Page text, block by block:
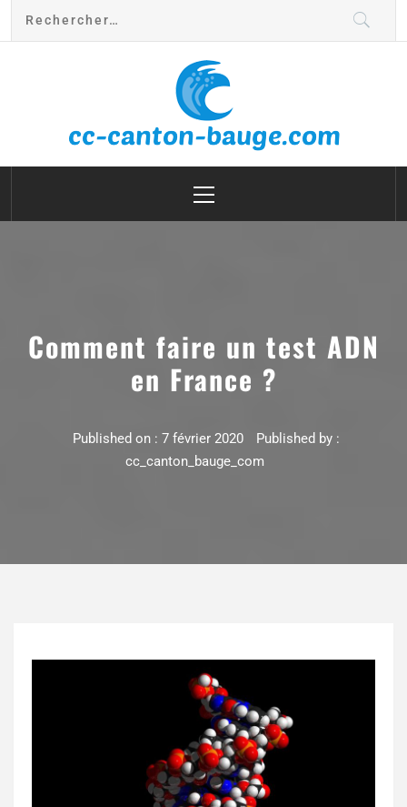
cc canton bauge
Comment faire un test ADN
en France ?
Published on : 7 février 2020
Published by :
cc_canton_bauge_com